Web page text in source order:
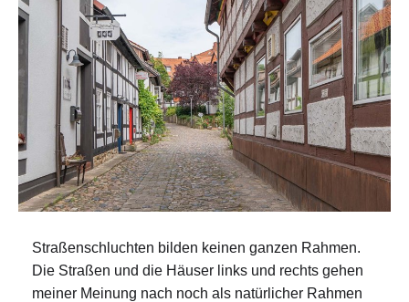
Straßenschluchten bilden keinen ganzen Rahmen.
Die Straßen und die Häuser links und rechts gehen
meiner Meinung nach noch als natürlicher Rahmen